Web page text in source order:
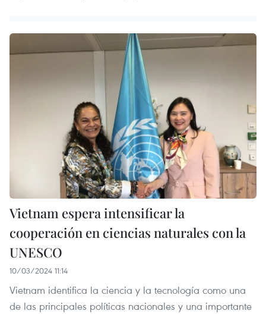
Vietnam espera intensificar la
cooperación en ciencias naturales con la
UNESCO
10/03/2024 11:14
Vietnam identifica la ciencia y la tecnología como una
de las principales políticas nacionales y una importante